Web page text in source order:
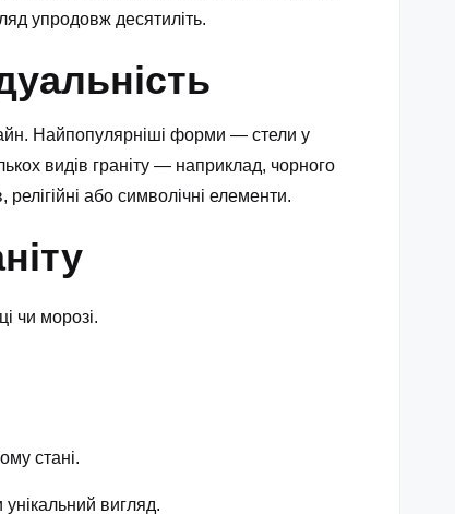
упродовж десятиліть.
Найпопулярніші форми — стели у
видів граніту — наприклад, чорного
або символічні елементи.
чи морозі.
стані.
вигляд.